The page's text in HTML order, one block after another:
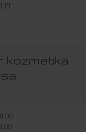
Ft
kozmetika